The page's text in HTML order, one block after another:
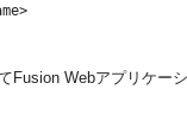
Fusion Webアプリケー